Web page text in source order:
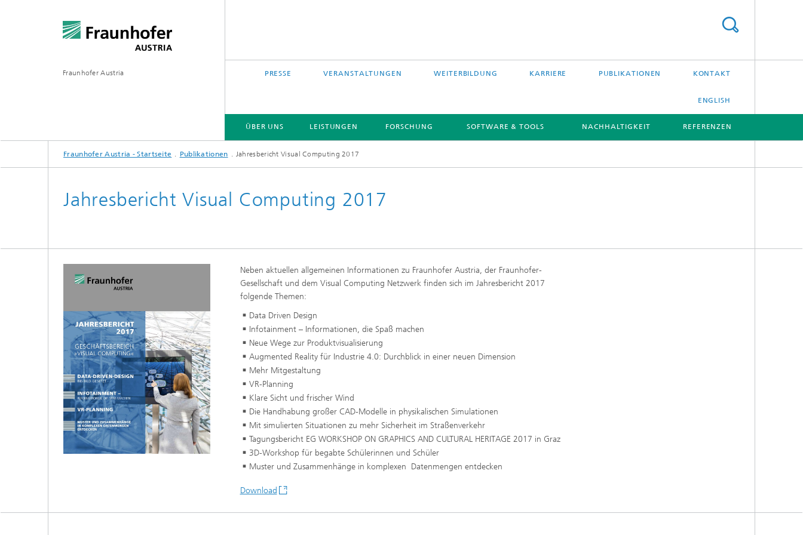
Fraunhofer Austria PRESSE VERANSTALTUNGEN WEITERBILDUNG KARRIERE PUBLIKATIONEN KONTAKT
ENGLISH
ÜBER UNS LEISTUNGEN FORSCHUNG SOFTWARE & TOOLS NACHHALTIGKEIT REFERENZEN
Fraunhofer Austria - Startseite Publikationen Jahresbericht Visual Computing 2017
Jahresbericht Visual Computing 2017
Neben aktuellen allgemeinen Informationen zu Fraunhofer Austria, der Fraunhofer-
Gesellschaft und dem Visual Computing Netzwerk finden sich im Jahresbericht 2017
folgende Themen:
Data Driven Design
Infotainment – Informationen, die Spaß machen
Neue Wege zur Produktvisualisierung
Augmented Reality für Industrie 4.0: Durchblick in einer neuen Dimension
Mehr Mitgestaltung
VR-Planning
Klare Sicht und frischer Wind
Die Handhabung großer CAD-Modelle in physikalischen Simulationen
Mit simulierten Situationen zu mehr Sicherheit im Straßenverkehr
Tagungsbericht EG WORKSHOP ON GRAPHICS AND CULTURAL HERITAGE 2017 in Graz
3D-Workshop für begabte Schülerinnen und Schüler
Muster und Zusammenhänge in komplexen Datenmengen entdecken
Download